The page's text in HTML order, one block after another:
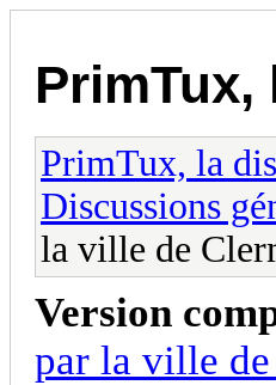
PrimTux, la
Discussions
la ville de
Version
par la ville